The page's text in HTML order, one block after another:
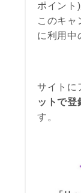
ポイント
このキャ
に利用中
サイトに
ットで登
す。